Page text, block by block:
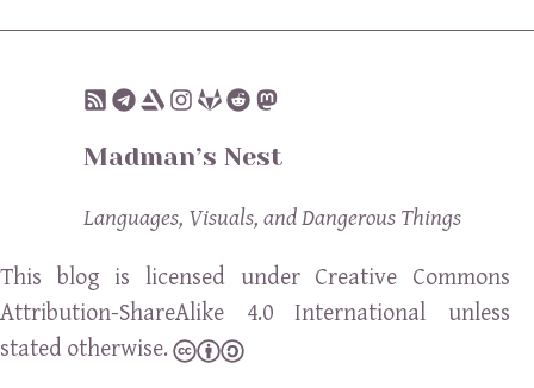
Madman’s Nest
Languages, Visuals, and Dangerous Things
This blog is licensed under Creative Commons
Attribution-ShareAlike 4.0 International unless
stated otherwise.